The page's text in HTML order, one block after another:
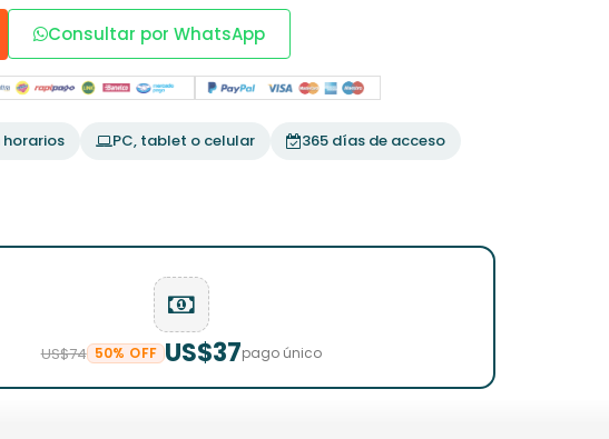
Consultar por WhatsApp
horarios PC, tablet o celular 365 días de acceso
US$74 50% OFF US$37pago único